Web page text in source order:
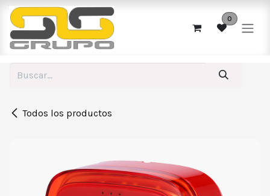
Ir al contenido
0
Todos los productos